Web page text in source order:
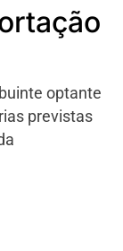
optante
previstas